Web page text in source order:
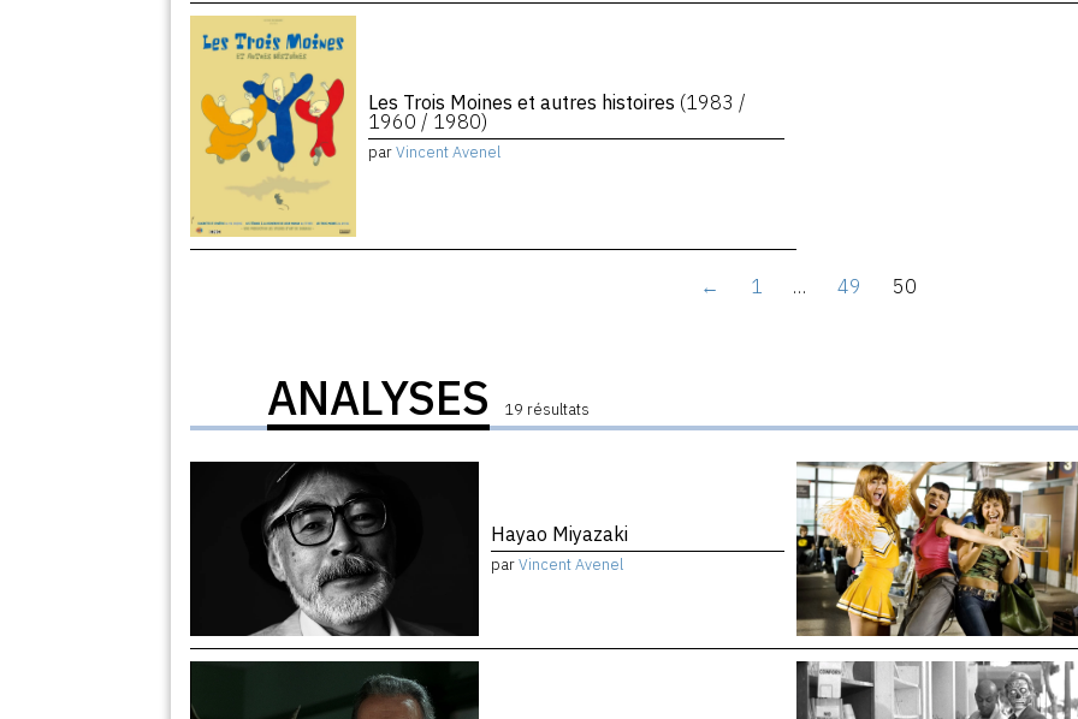
Les Trois Moines et autres histoires (1983 /
1960 / 1980)
parVincent Avenel
← 1 … 49 50
ANALYSES 19 résultats
Hayao Miyazaki
parVincent Avenel